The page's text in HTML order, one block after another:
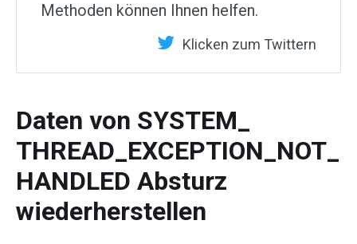
Methoden können Ihnen helfen.
Klicken zum Twittern
Daten von SYSTEM_
THREAD_EXCEPTION_NOT_
HANDLED Absturz
wiederherstellen